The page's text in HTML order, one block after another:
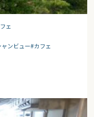
ェ
ンビュー#カフェ